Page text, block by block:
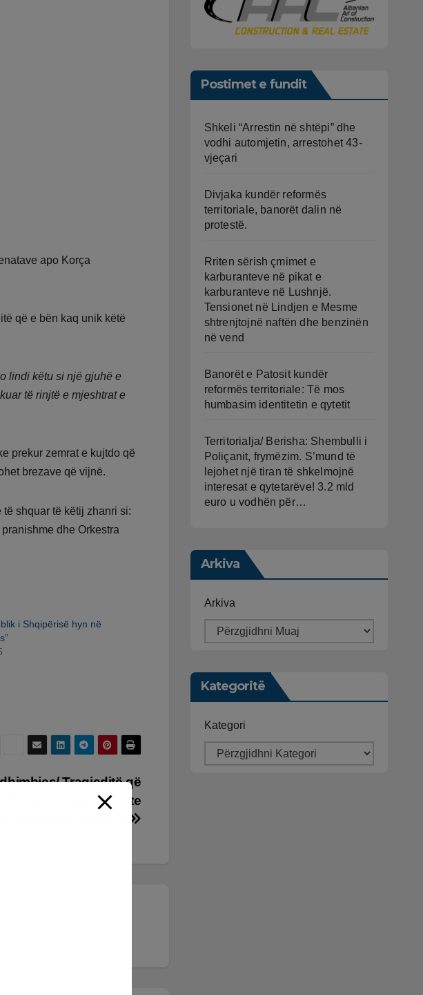
apo Korça
që e bën kaq unik këtë
lindi këtu si një gjuhë e
të rinjtë e mjeshtrat e
prekur zemrat e kujtdo që
brezave që vijnë.
shquar të këtij zhanri si:
dhe Orkestra
i Shqipërisë hyn në
Tragjeditë që
nga poliomeliti te
Postimet e fundit
Shkeli “Arrestin në shtëpi” dhe
vodhi automjetin, arrestohet 43-
vjeçari
Divjaka kundër reformës
territoriale, banorët dalin në
protestë.
Rriten sërish çmimet e
karburanteve në pikat e
karburanteve në Lushnjë.
Tensionet në Lindjen e Mesme
shtrenjtojnë naftën dhe benzinën
në vend
Banorët e Patosit kundër
reformës territoriale: Të mos
humbasim identitetin e qytetit
Territorialja/ Berisha: Shembulli i
Poliçanit, frymëzim. S’mund të
lejohet një tiran të shkelmojnë
interesat e qytetarëve! 3.2 mld
euro u vodhën për…
Arkiva
Arkiva
Kategoritë
Kategori